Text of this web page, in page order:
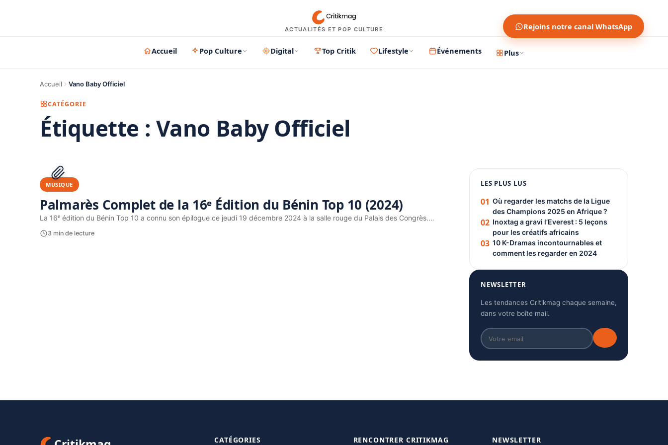
ACTUALITÉS ET POP CULTURE Rejoins notre canal WhatsApp
Accueil Pop Culture Digital Top Critik Lifestyle Événements Plus
Accueil Vano Baby Officiel
CATÉGORIE
Étiquette : Vano Baby Officiel
MUSIQUE
Palmarès Complet de la 16ᵉ Édition du Bénin Top 10 (2024)
La 16ᵉ édition du Bénin Top 10 a connu son épilogue ce jeudi 19 décembre 2024 à la salle rouge du Palais des Congrès.…
3 min de lecture
PUBLICITÉ
LES PLUS LUS
01 Où regarder les matchs de la Ligue
des Champions 2025 en Afrique ?
02 Inoxtag a gravi l’Everest : 5 leçons
pour les créatifs africains
03 10 K-Dramas incontournables et
comment les regarder en 2024
NEWSLETTER
Les tendances Critikmag chaque semaine,
dans votre boîte mail.
CATÉGORIES RENCONTRER CRITIKMAG NEWSLETTER